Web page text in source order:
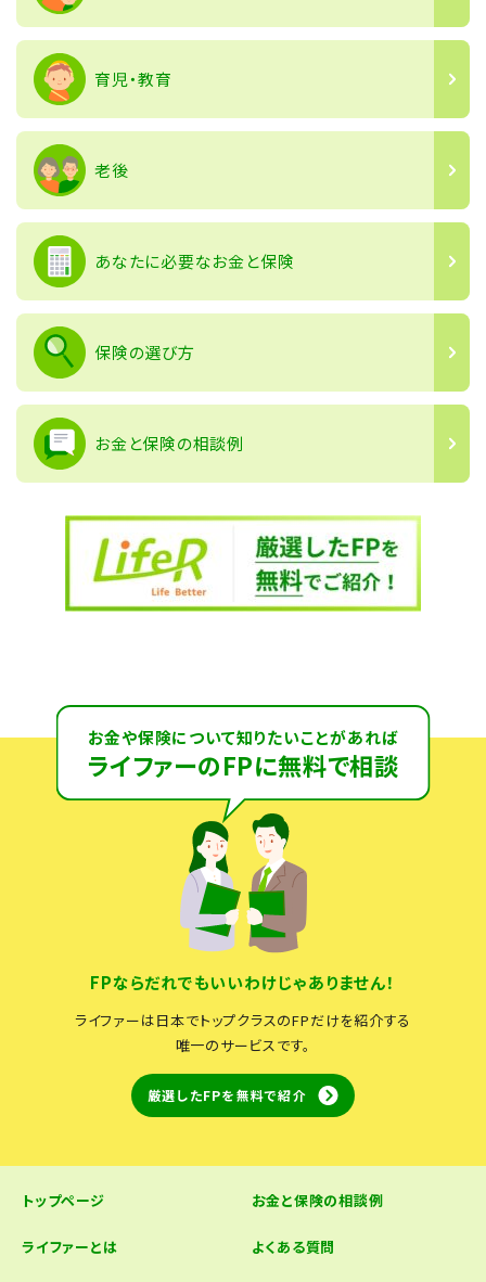
育児・教育
老後
あなたに必要なお金と保険
保険の選び方
お金と保険の相談例
お金や保険について知りたいことがあれば
ライファーのFPに無料で相談
FPならだれでもいいわけじゃありません！
ライファーは日本でトップクラスのFPだけを紹介する
唯一のサービスです。
厳選したFPを無料で紹介
トップページ
ライファーとは
お金と保険の相談例
よくある質問